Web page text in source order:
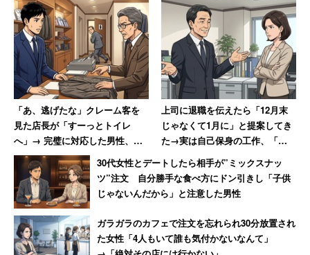
位。次いで3位「400万円」(18％)、4位「700万円」
（14％）と続く。結婚生活や出産後のことを考えて、
「500万円。自分の年収より上で、かつ、こどもが
小学校にあがるくらいまでは専業主婦でいたい」
（33歳女性）
「600万円。結婚は生活なので、経済面は大切」
（25歳女性）
と考えている人が多いようだ。「1000万円以上」を希望
する人も6％おり、「経済力は若いときからの意識や努
力、理想に向かう力の表れだと思います」（女性 37歳）
「あ、逃げたな」クレーム客を
見た店長が「すーっとトイレ
へ」→ 完璧に対応した男性、店
長の“ニヤニヤ”に呆れ果てる
上司に退職を伝えたら「12月末
じゃなくて1月に」と提案してき
た→実は自己保身の工作、「セ
クハラ体質の上に卑怯者」と振
り返る女性
30代女性とデートしたら相手が”ミックスナッ
ツ”注文 自分勝手な食べ方にドン引きし「子供
じゃないんだから」と注意した男性
ガラガラのカフェで注文を忘れられ30分放置され
た女性「4人もいて誰も気付かないなんて」